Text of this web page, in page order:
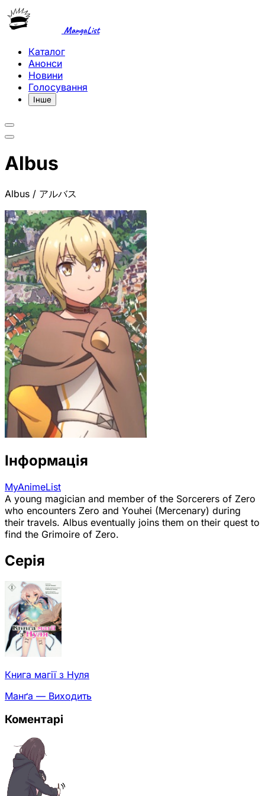
MangaList
Каталог
Анонси
Новини
Голосування
Інше
Albus
Albus / アルバス
Інформація
MyAnimeList
A young magician and member of the Sorcerers of Zero
who encounters Zero and Youhei (Mercenary) during
their travels. Albus eventually joins them on their quest to
find the Grimoire of Zero.
Серія
Книга магії з Нуля
Манґа — Виходить
Коментарі